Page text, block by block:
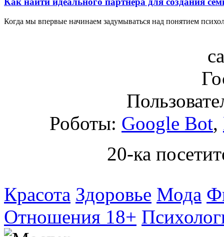
Когда мы впервые начинаем задумываться над понятием
Роботы: Google Bot,
20-ка
Красота Здоровье Мода
Отношения 18+